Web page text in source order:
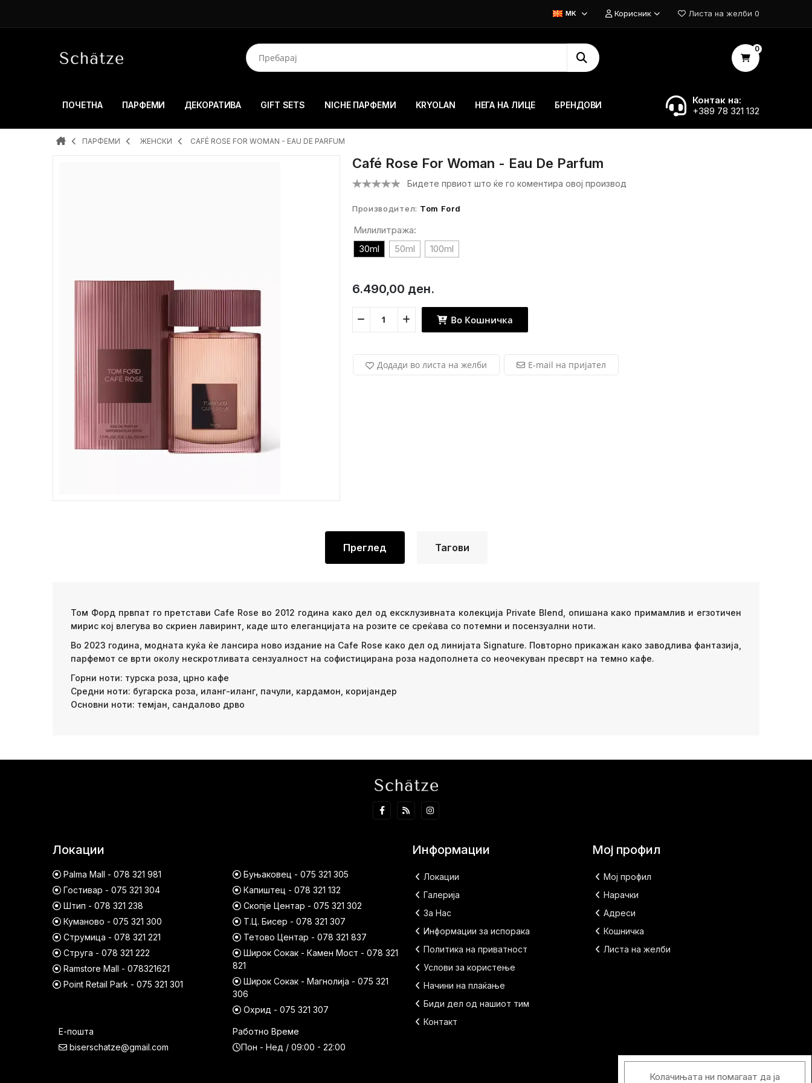
MK Корисник Листа на желби 0
0
ПОЧЕТНА ПАРФЕМИ ДЕКОРАТИВА GIFT SETS NICHE ПАРФЕМИ KRYOLAN НЕГА НА ЛИЦЕ БРЕНДОВИ
Контак на:
+389 78 321 132
ПАРФЕМИ ЖЕНСКИ CAFÉ ROSE FOR WOMAN - EAU DE PARFUM
Café Rose For Woman - Eau De Parfum
Бидете првиот што ќе го коментира овој производ
Производител: Tom Ford
Милилитража:
30ml
50ml 100ml
6.490,00 ден.
Во Кошничка
Додади во листа на желби E-mail на пријател
Преглед Тагови
Том Форд првпат го претстави Cafe Rose во 2012 година како дел од ексклузивната колекција Private Blend, опишана како примамлив и егзотичен
мирис кој влегува во скриен лавиринт, каде што елеганцијата на розите се среќава со потемни и посензуални ноти.
Во 2023 година, модната куќа ќе лансира ново издание на Cafe Rose како дел од линијата Signature. Повторно прикажан како заводлива фантазија,
парфемот се врти околу нескротливата сензуалност на софистицирана роза надополнета со неочекуван пресврт на темно кафе.
Горни ноти: турска роза, црно кафе
Средни ноти: бугарска роза, иланг-иланг, пачули, кардамон, коријандер
Основни ноти: темјан, сандалово дрво
Локации
Palma Mall - 078 321 981
Гостивар - 075 321 304
Штип - 078 321 238
Куманово - 075 321 300
Струмица - 078 321 221
Струга - 078 321 222
Ramstore Mall - 078321621
Point Retail Park - 075 321 301
Буњаковец - 075 321 305
Капиштец - 078 321 132
Скопје Центар - 075 321 302
Т.Ц. Бисер - 078 321 307
Тетово Центар - 078 321 837
Широк Сокак - Камен Мост - 078 321
821
Широк Сокак - Магнолија - 075 321
306
Охрид - 075 321 307
Е-пошта
biserschatze@gmail.com
Работно Време
Пон - Нед / 09:00 - 22:00
Информации
Локации
Галерија
За Нас
Информации за испорака
Политика на приватност
Услови за користење
Начини на плаќање
Биди дел од нашиот тим
Контакт
Мој профил
Мој профил
Нарачки
Адреси
Кошничка
Листа на желби
Колачињата ни помагаат да ја